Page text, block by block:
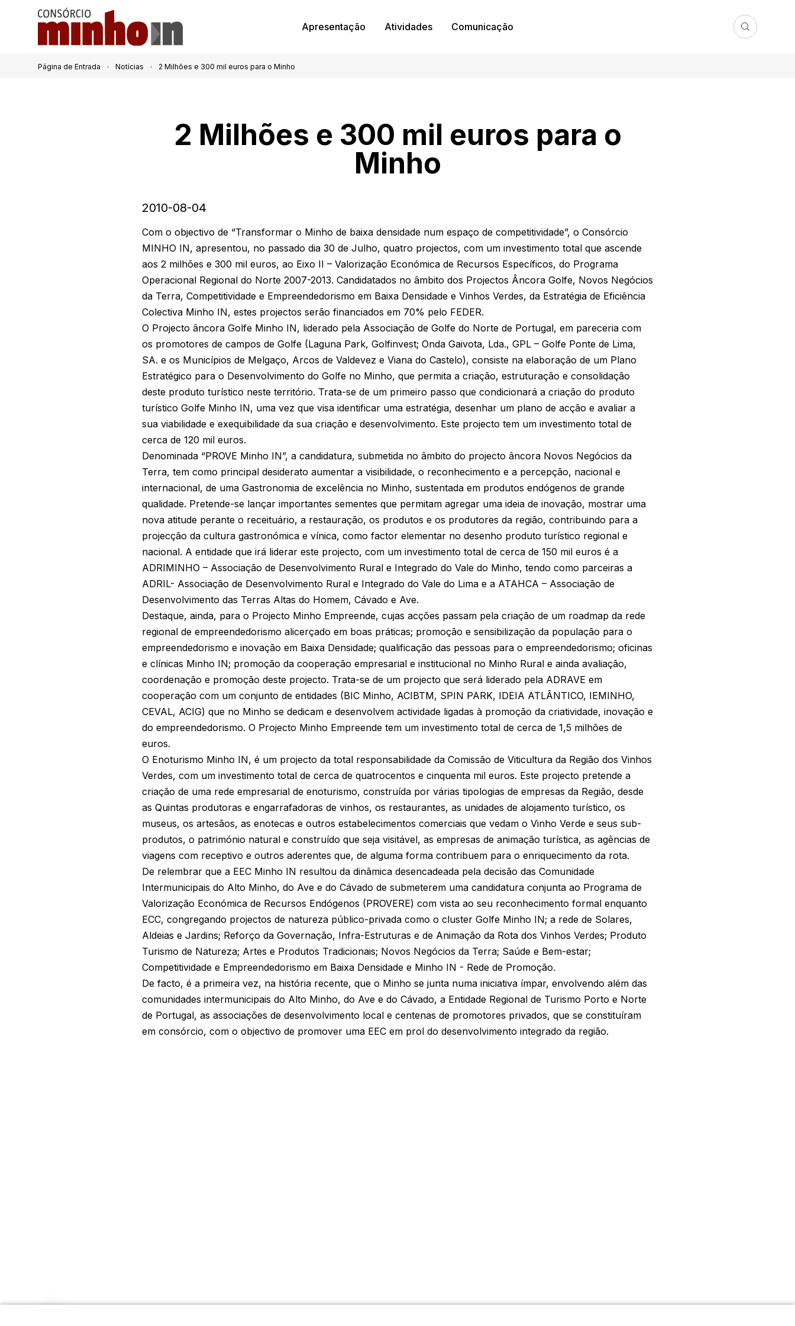
Apresentação Atividades Comunicação
Página de Entrada Notícias 2 Milhões e 300 mil euros para o Minho
2 Milhões e 300 mil euros para o
Minho
2010-08-04
Com o objectivo de “Transformar o Minho de baixa densidade num espaço de competitividade”, o Consórcio
MINHO IN, apresentou, no passado dia 30 de Julho, quatro projectos, com um investimento total que ascende
aos 2 milhões e 300 mil euros, ao Eixo II – Valorização Económica de Recursos Específicos, do Programa
Operacional Regional do Norte 2007-2013. Candidatados no âmbito dos Projectos Âncora Golfe, Novos Negócios
da Terra, Competitividade e Empreendedorismo em Baixa Densidade e Vinhos Verdes, da Estratégia de Eficiência
Colectiva Minho IN, estes projectos serão financiados em 70% pelo FEDER.
O Projecto âncora Golfe Minho IN, liderado pela Associação de Golfe do Norte de Portugal, em pareceria com
os promotores de campos de Golfe (Laguna Park, Golfinvest; Onda Gaivota, Lda., GPL – Golfe Ponte de Lima,
SA. e os Municípios de Melgaço, Arcos de Valdevez e Viana do Castelo), consiste na elaboração de um Plano
Estratégico para o Desenvolvimento do Golfe no Minho, que permita a criação, estruturação e consolidação
deste produto turístico neste território. Trata-se de um primeiro passo que condicionará a criação do produto
turístico Golfe Minho IN, uma vez que visa identificar uma estratégia, desenhar um plano de acção e avaliar a
sua viabilidade e exequibilidade da sua criação e desenvolvimento. Este projecto tem um investimento total de
cerca de 120 mil euros.
Denominada “PROVE Minho IN”, a candidatura, submetida no âmbito do projecto âncora Novos Negócios da
Terra, tem como principal desiderato aumentar a visibilidade, o reconhecimento e a percepção, nacional e
internacional, de uma Gastronomia de excelência no Minho, sustentada em produtos endógenos de grande
qualidade. Pretende-se lançar importantes sementes que permitam agregar uma ideia de inovação, mostrar uma
nova atitude perante o receituário, a restauração, os produtos e os produtores da região, contribuindo para a
projecção da cultura gastronómica e vínica, como factor elementar no desenho produto turístico regional e
nacional. A entidade que irá liderar este projecto, com um investimento total de cerca de 150 mil euros é a
ADRIMINHO – Associação de Desenvolvimento Rural e Integrado do Vale do Minho, tendo como parceiras a
ADRIL- Associação de Desenvolvimento Rural e Integrado do Vale do Lima e a ATAHCA – Associação de
Desenvolvimento das Terras Altas do Homem, Cávado e Ave.
Destaque, ainda, para o Projecto Minho Empreende, cujas acções passam pela criação de um roadmap da rede
regional de empreendedorismo alicerçado em boas práticas; promoção e sensibilização da população para o
empreendedorismo e inovação em Baixa Densidade; qualificação das pessoas para o empreendedorismo; oficinas
e clínicas Minho IN; promoção da cooperação empresarial e institucional no Minho Rural e ainda avaliação,
coordenação e promoção deste projecto. Trata-se de um projecto que será liderado pela ADRAVE em
cooperação com um conjunto de entidades (BIC Minho, ACIBTM, SPIN PARK, IDEIA ATLÂNTICO, IEMINHO,
CEVAL, ACIG) que no Minho se dedicam e desenvolvem actividade ligadas à promoção da criatividade, inovação e
do empreendedorismo. O Projecto Minho Empreende tem um investimento total de cerca de 1,5 milhões de
euros.
O Enoturismo Minho IN, é um projecto da total responsabilidade da Comissão de Viticultura da Região dos Vinhos
Verdes, com um investimento total de cerca de quatrocentos e cinquenta mil euros. Este projecto pretende a
criação de uma rede empresarial de enoturismo, construída por várias tipologias de empresas da Região, desde
as Quintas produtoras e engarrafadoras de vinhos, os restaurantes, as unidades de alojamento turístico, os
museus, os artesãos, as enotecas e outros estabelecimentos comerciais que vedam o Vinho Verde e seus sub-
produtos, o património natural e construído que seja visitável, as empresas de animação turística, as agências de
viagens com receptivo e outros aderentes que, de alguma forma contribuem para o enriquecimento da rota.
De relembrar que a EEC Minho IN resultou da dinâmica desencadeada pela decisão das Comunidade
Intermunicipais do Alto Minho, do Ave e do Cávado de submeterem uma candidatura conjunta ao Programa de
Valorização Económica de Recursos Endógenos (PROVERE) com vista ao seu reconhecimento formal enquanto
ECC, congregando projectos de natureza público-privada como o cluster Golfe Minho IN; a rede de Solares,
Aldeias e Jardins; Reforço da Governação, Infra-Estruturas e de Animação da Rota dos Vinhos Verdes; Produto
Turismo de Natureza; Artes e Produtos Tradicionais; Novos Negócios da Terra; Saúde e Bem-estar;
Competitividade e Empreendedorismo em Baixa Densidade e Minho IN - Rede de Promoção.
De facto, é a primeira vez, na história recente, que o Minho se junta numa iniciativa ímpar, envolvendo além das
comunidades intermunicipais do Alto Minho, do Ave e do Cávado, a Entidade Regional de Turismo Porto e Norte
de Portugal, as associações de desenvolvimento local e centenas de promotores privados, que se constituíram
em consórcio, com o objectivo de promover uma EEC em prol do desenvolvimento integrado da região.